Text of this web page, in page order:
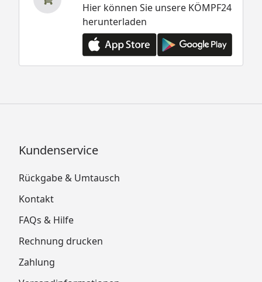
Hier können Sie unsere KÖMPF24
herunterladen
Kundenservice
Rückgabe & Umtausch
Kontakt
FAQs & Hilfe
Rechnung drucken
Zahlung